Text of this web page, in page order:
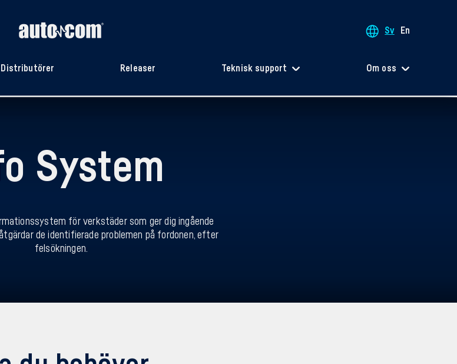
Sv En
Distributörer Releaser Teknisk support Om oss
System
för verkstäder som ger dig ingående
de identifierade problemen på fordonen, efter
felsökningen.